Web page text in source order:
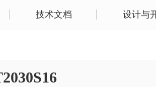
技术文档 设计与